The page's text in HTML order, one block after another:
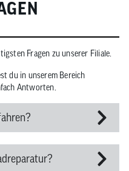
Fragen zu unserer Filiale.
du in unserem Bereich
Antworten.